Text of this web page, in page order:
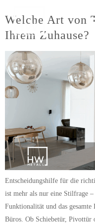
Welche Art von
Ihrem Zuhause?
Entscheidungshilfe für die
ist mehr als nur eine Stilfrage
Funktionalität und das gesamte
Büros. Ob Schiebetür, Pivottür